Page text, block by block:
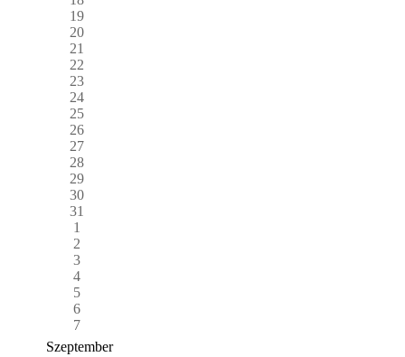
19
20
21
22
23
24
25
26
27
28
29
30
31
1
2
3
4
5
6
7
Szeptember